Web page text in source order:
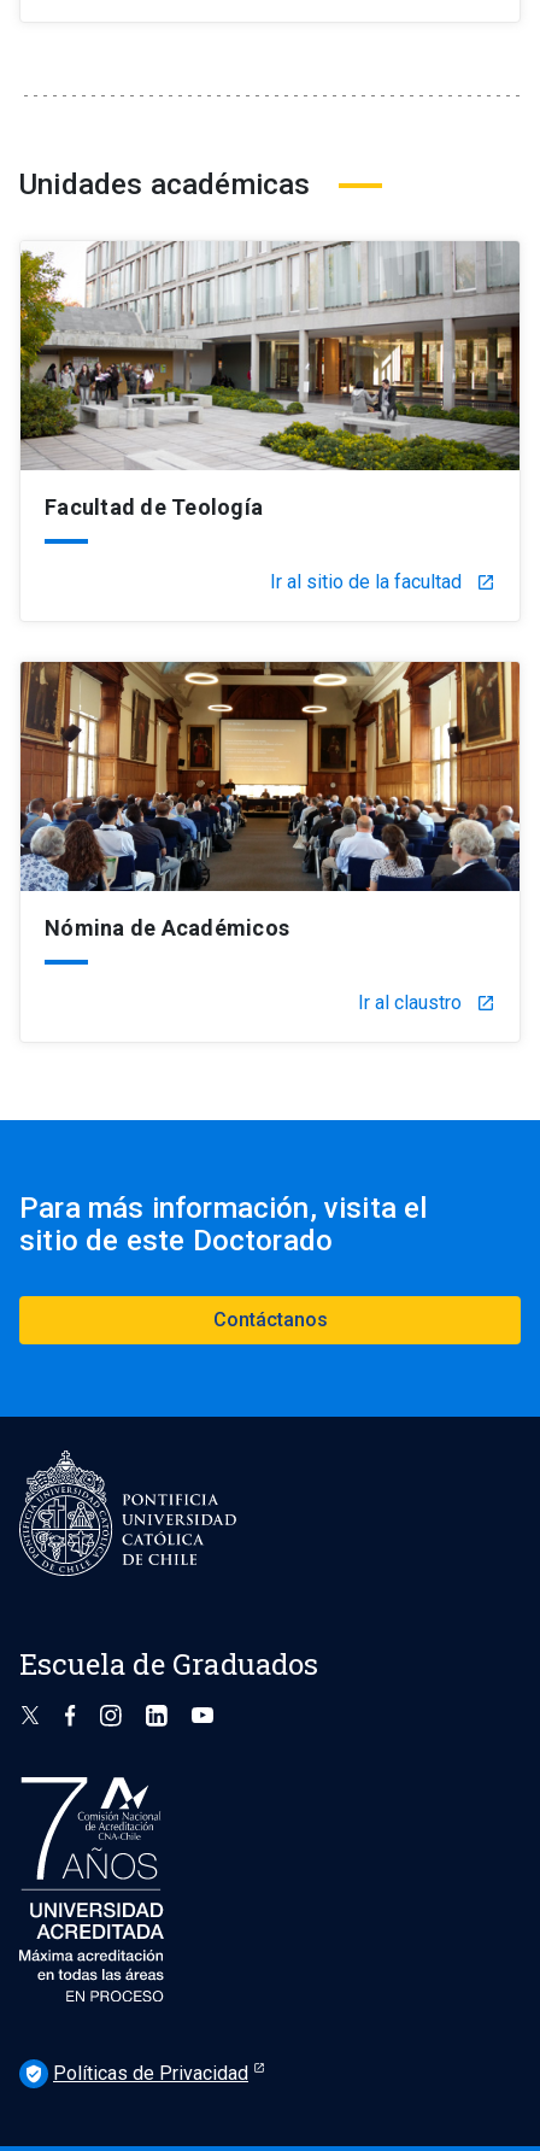
Unidades académicas
Facultad de Teología
Ir al sitio de la facultad launch
Nómina de Académicos
Ir al claustro launch
Para más información, visita el
sitio de este Doctorado
Contáctanos
Escuela de Graduados
verified_user Políticas de Privacidad